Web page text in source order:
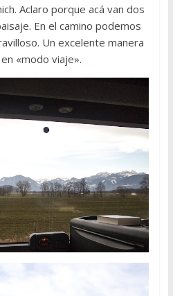
Aclaro porque acá van dos
En el camino podemos
Un excelente manera
«modo viaje».